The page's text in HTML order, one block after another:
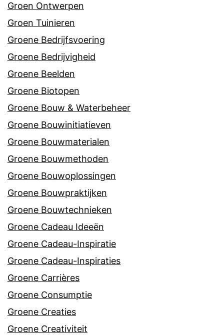
Groen Ontwerpen
Groen Tuinieren
Groene Bedrijfsvoering
Groene Bedrijvigheid
Groene Beelden
Groene Biotopen
Groene Bouw & Waterbeheer
Groene Bouwinitiatieven
Groene Bouwmaterialen
Groene Bouwmethoden
Groene Bouwoplossingen
Groene Bouwpraktijken
Groene Bouwtechnieken
Groene Cadeau Ideeën
Groene Cadeau-Inspiratie
Groene Cadeau-Inspiraties
Groene Carrières
Groene Consumptie
Groene Creaties
Groene Creativiteit